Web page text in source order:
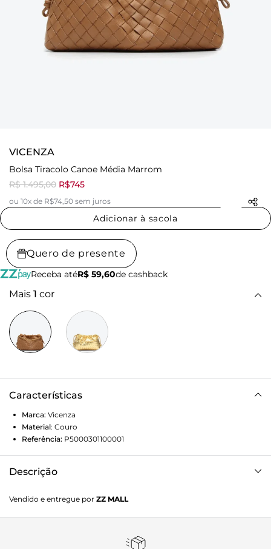
VICENZA
Bolsa Tiracolo Canoe Média Marrom
R$ 1.495,00 R$745
ou 10x de R$74,50 sem juros
Adicionar à sacola
Quero de presente
Receba atéR$ 59,60de cashback
Mais 1 cor
Características
Marca: Vicenza
Material: Couro
Referência: P5000301100001
Descrição
acabamento trançado destaca um visual sofisticado e cheio
de personalidade. O shape macio cria uma silhueta atual e
toque elegante ao design. Versátil e atemporal, é ideal para
Vendido e entregue por ZZ MALL